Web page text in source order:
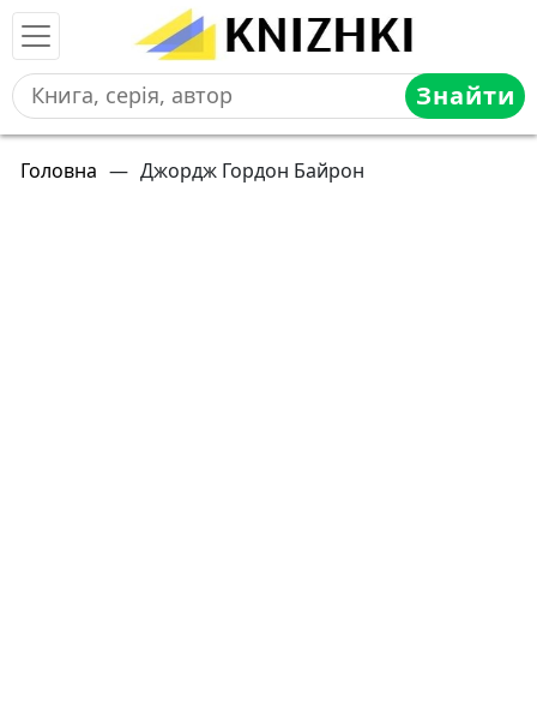
Знайти
Головна — Джордж Гордон Байрон